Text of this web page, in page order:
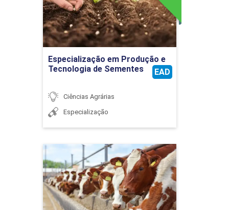
Especialização em Produção e
Tecnologia de Sementes
EAD
Ciências Agrárias
Especialização
Detalhes do curso
Estratégias de Alimentação
de Ruminantes com
Volumosos de Qualidade
Detalhes do curso